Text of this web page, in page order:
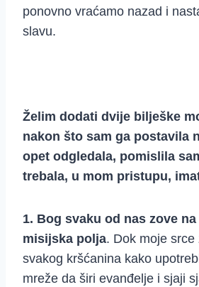
ponovno vraćamo nazad i
slavu.
Želim dodati dvije bilješke
nakon što sam ga postavila
opet odgledala, pomislila
trebala, u mom pristupu,
1. Bog svaku od nas zove
misijska polja. Dok moje srce
svakog kršćanina kako
mreže da širi evanđelje i sjaji